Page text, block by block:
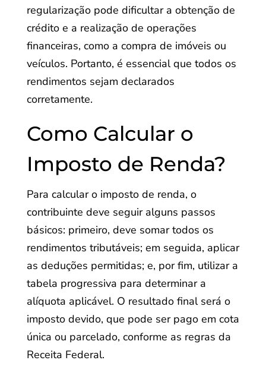
regularização pode dificultar a obtenção de
crédito e a realização de operações
financeiras, como a compra de imóveis ou
veículos. Portanto, é essencial que todos os
rendimentos sejam declarados
corretamente.
Como Calcular o
Imposto de Renda?
Para calcular o imposto de renda, o
contribuinte deve seguir alguns passos
básicos: primeiro, deve somar todos os
rendimentos tributáveis; em seguida, aplicar
as deduções permitidas; e, por fim, utilizar a
tabela progressiva para determinar a
alíquota aplicável. O resultado final será o
imposto devido, que pode ser pago em cota
única ou parcelado, conforme as regras da
Receita Federal.